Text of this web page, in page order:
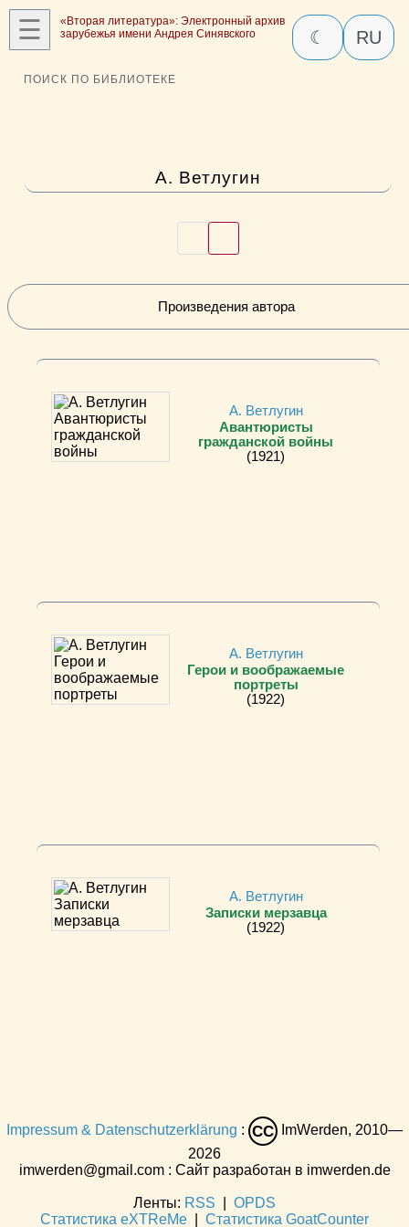
☰
«Вторая литература»: Электронный архив
зарубежья имени Андрея Синявского
☾ RU
ПОИСК ПО БИБЛИОТЕКЕ
А. Ветлугин
Произведения автора
А. Ветлугин
Авантюристы
гражданской войны
(1921)
А. Ветлугин
Герои и воображаемые
портреты
(1922)
А. Ветлугин
Записки мерзавца
(1922)
Impressum & Datenschutzerklärung : CC
ImWerden, 2010—
2026
imwerden@gmail.com : Сайт разработан в imwerden.de
Ленты: RSS
OPDS
Статистика eXTReMe
Статистика GoatCounter